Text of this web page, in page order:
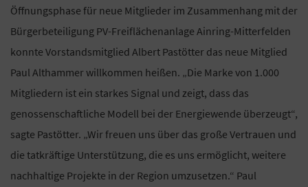
Öffnungsphase für neue Mitglieder im Zusammenhang mit der
Bürgerbeteiligung PV-Freiflächenanlage Ainring-Mitterfelden
konnte Vorstandsmitglied Albert Pastötter das neue Mitglied
Paul Althammer willkommen heißen. „Die Marke von 1.000
Mitgliedern ist ein starkes Signal und zeigt, dass das
genossenschaftliche Modell bei der Energiewende überzeugt“,
sagte Pastötter. „Wir freuen uns über das große Vertrauen und
die tatkräftige Unterstützung, die es uns ermöglicht, weitere
nachhaltige Projekte in der Region umzusetzen.“ Paul